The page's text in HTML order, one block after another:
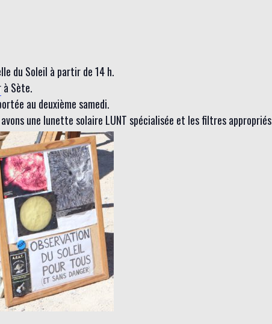
du Soleil à partir de 14 h.
à Sète.
au deuxième samedi.
une lunette solaire LUNT spécialisée et les filtres